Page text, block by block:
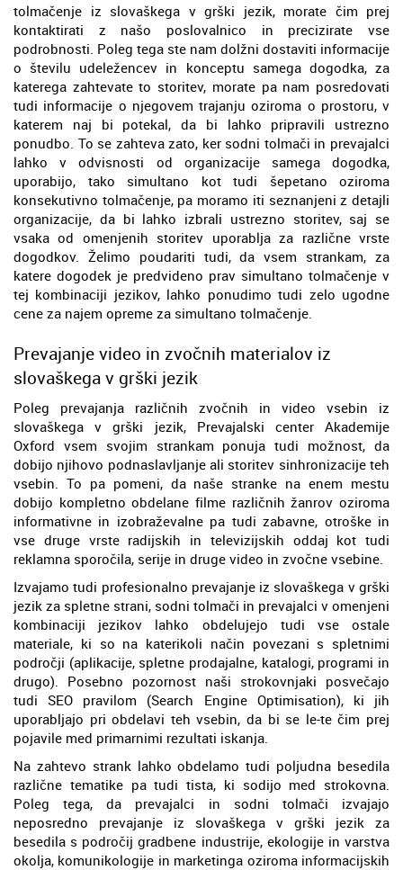
tolmačenje iz slovaškega v grški jezik, morate čim prej
kontaktirati z našo poslovalnico in precizirate vse
podrobnosti. Poleg tega ste nam dolžni dostaviti informacije
o številu udeležencev in konceptu samega dogodka, za
katerega zahtevate to storitev, morate pa nam posredovati
tudi informacije o njegovem trajanju oziroma o prostoru, v
katerem naj bi potekal, da bi lahko pripravili ustrezno
ponudbo. To se zahteva zato, ker sodni tolmači in prevajalci
lahko v odvisnosti od organizacije samega dogodka,
uporabijo, tako simultano kot tudi šepetano oziroma
konsekutivno tolmačenje, pa moramo iti seznanjeni z detajli
organizacije, da bi lahko izbrali ustrezno storitev, saj se
vsaka od omenjenih storitev uporablja za različne vrste
dogodkov. Želimo poudariti tudi, da vsem strankam, za
katere dogodek je predvideno prav simultano tolmačenje v
tej kombinaciji jezikov, lahko ponudimo tudi zelo ugodne
cene za najem opreme za simultano tolmačenje.
Prevajanje video in zvočnih materialov iz
slovaškega v grški jezik
Poleg prevajanja različnih zvočnih in video vsebin iz
slovaškega v grški jezik, Prevajalski center Akademije
Oxford vsem svojim strankam ponuja tudi možnost, da
dobijo njihovo podnaslavljanje ali storitev sinhronizacije teh
vsebin. To pa pomeni, da naše stranke na enem mestu
dobijo kompletno obdelane filme različnih žanrov oziroma
informativne in izobraževalne pa tudi zabavne, otroške in
vse druge vrste radijskih in televizijskih oddaj kot tudi
reklamna sporočila, serije in druge video in zvočne vsebine.
Izvajamo tudi profesionalno prevajanje iz slovaškega v grški
jezik za spletne strani, sodni tolmači in prevajalci v omenjeni
kombinaciji jezikov lahko obdelujejo tudi vse ostale
materiale, ki so na katerikoli način povezani s spletnimi
področji (aplikacije, spletne prodajalne, katalogi, programi in
drugo). Posebno pozornost naši strokovnjaki posvečajo
tudi SEO pravilom (Search Engine Optimisation), ki jih
uporabljajo pri obdelavi teh vsebin, da bi se le-te čim prej
pojavile med primarnimi rezultati iskanja.
Na zahtevo strank lahko obdelamo tudi poljudna besedila
različne tematike pa tudi tista, ki sodijo med strokovna.
Poleg tega, da prevajalci in sodni tolmači izvajajo
neposredno prevajanje iz slovaškega v grški jezik za
besedila s področij gradbene industrije, ekologije in varstva
okolja, komunikologije in marketinga oziroma informacijskih